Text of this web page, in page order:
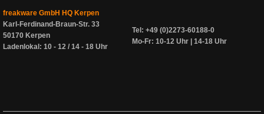
freakware GmbH HQ Kerpen
Karl-Ferdinand-Braun-Str. 33
50170 Kerpen
Ladenlokal: 10 - 12 / 14 - 18 Uhr
Tel: +49 (0)2273-60188-0
Mo-Fr: 10-12 Uhr | 14-18 Uhr